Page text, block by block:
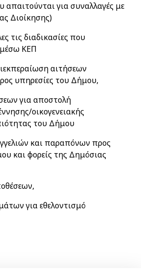
απαιτούνται για συναλλαγές με
Διοίκησης)
τις διαδικασίες που
μέσω ΚΕΠ
αιτήσεων
υπηρεσίες του Δήμου,
για αποστολή
οικογενειακής
του Δήμου
και παραπόνων προς
και φορείς της Δημόσιας
για εθελοντισμό